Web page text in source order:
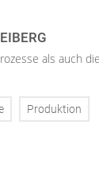
als auch
Produktion